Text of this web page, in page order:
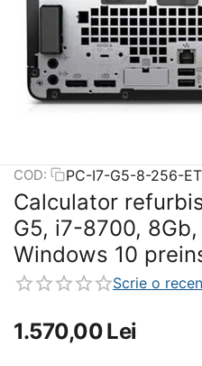
COD: PC-I7-G5-8-256-
Calculator
G5, i7-8700, 8Gb,
Windows 10
Scrie o
1.570,00Lei